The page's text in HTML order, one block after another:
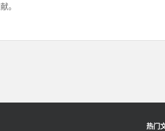
。
热门